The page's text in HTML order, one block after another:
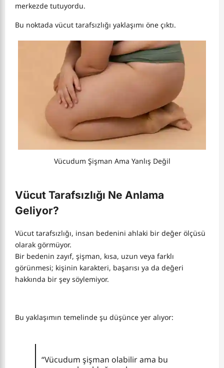
merkezde tutuyordu.
Bu noktada vücut tarafsızlığı yaklaşımı öne çıktı.
Vücudum Şişman Ama Yanlış Değil
Vücut Tarafsızlığı Ne Anlama
Geliyor?
Vücut tarafsızlığı, insan bedenini ahlaki bir değer ölçüsü
olarak görmüyor.
Bir bedenin zayıf, şişman, kısa, uzun veya farklı
görünmesi; kişinin karakteri, başarısı ya da değeri
hakkında bir şey söylemiyor.
Bu yaklaşımın temelinde şu düşünce yer alıyor:
“Vücudum şişman olabilir ama bu